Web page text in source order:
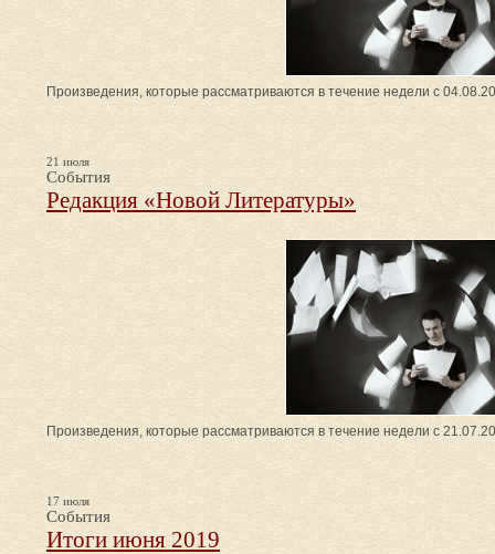
Произведения, которые рассматриваются в течение недели с
21 июля
События
Редакция «Новой Литературы»
Произведения, которые рассматриваются в течение недели с
17 июля
События
Итоги июня 2019